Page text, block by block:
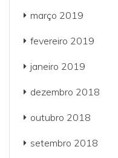
março 2019
fevereiro 2019
janeiro 2019
dezembro 2018
outubro 2018
setembro 2018